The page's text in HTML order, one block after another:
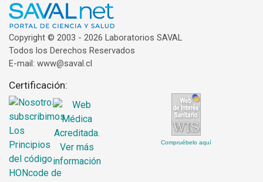
Copyright © 2003 - 2026 Laboratorios SAVAL
Todos los Derechos Reservados
E-mail: www@saval.cl
Certificación:
Compruébelo aquí